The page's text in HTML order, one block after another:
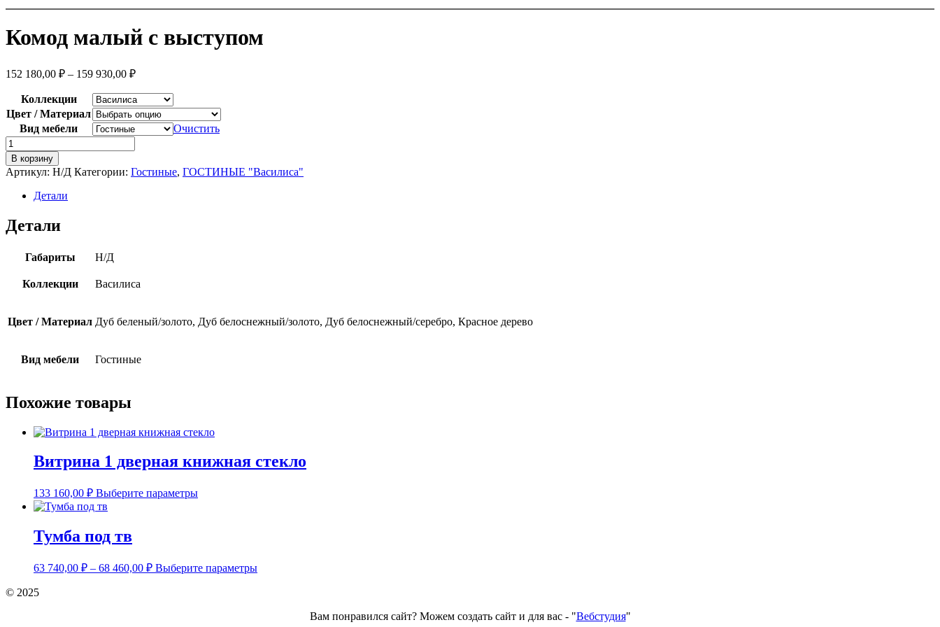
Комод малый с выступом
152 180,00 ₽ – 159 930,00 ₽
Коллекции
Цвет / Материал
Вид мебели
Очистить
Количество
товара
Комод
малый
выступом
В корзину
Артикул: Н/Д Категории: Гостиные, ГОСТИНЫЕ "Василиса"
Детали
Детали
Габариты Н/Д
Коллекции Василиса
Цвет / Материал Дуб беленый/золото, Дуб белоснежный/золото, Дуб белоснежный/серебро, Красное дерево
Вид мебели Гостиные
Похожие товары
Витрина 1 дверная книжная стекло
133 160,00 ₽ Выберите параметрыЭтот
можно
Тумба под тв
63 740,00 ₽ – 68 460,00 ₽ Выберите параметрыЭтот
© 2025
Вам понравился сайт? Можем создать сайт и для вас - "Вебстудия"